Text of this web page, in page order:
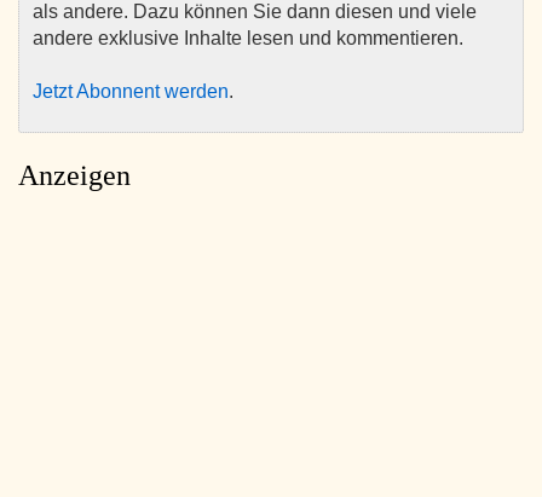
als andere. Dazu können Sie dann diesen und viele
andere exklusive Inhalte lesen und kommentieren.
Jetzt Abonnent werden.
Anzeigen